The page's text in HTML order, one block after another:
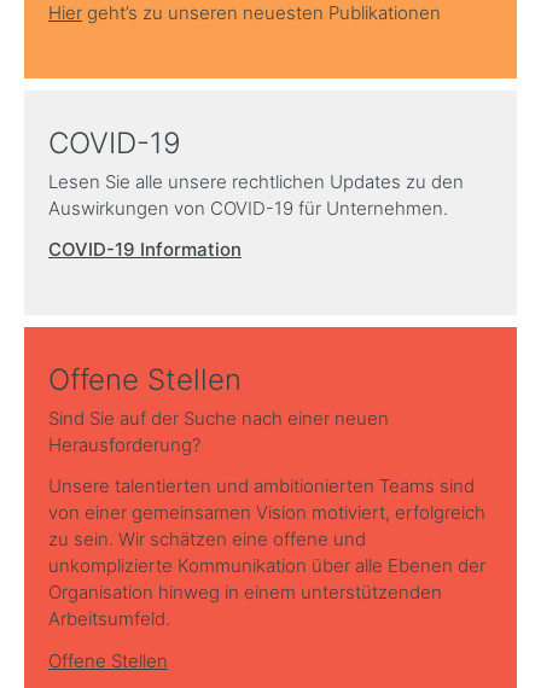
Hier geht’s zu unseren neuesten Publikationen
COVID-19
Lesen Sie alle unsere rechtlichen Updates zu den
Auswirkungen von COVID-19 für Unternehmen.
COVID-19 Information
Offene Stellen
Sind Sie auf der Suche nach einer neuen
Herausforderung?
Unsere talentierten und ambitionierten Teams sind
von einer gemeinsamen Vision motiviert, erfolgreich
zu sein. Wir schätzen eine offene und
unkomplizierte Kommunikation über alle Ebenen der
Organisation hinweg in einem unterstützenden
Arbeitsumfeld.
Offene Stellen